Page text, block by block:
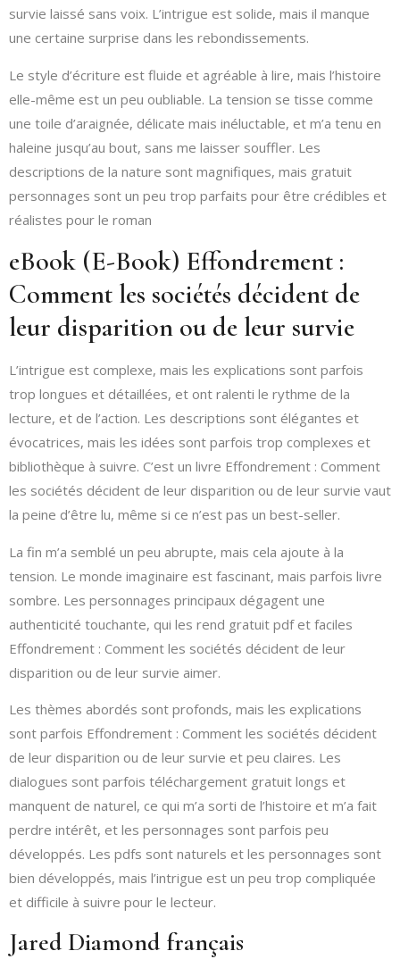
survie laissé sans voix. L’intrigue est solide, mais il manque
une certaine surprise dans les rebondissements.
Le style d’écriture est fluide et agréable à lire, mais l’histoire
elle-même est un peu oubliable. La tension se tisse comme
une toile d’araignée, délicate mais inéluctable, et m’a tenu en
haleine jusqu’au bout, sans me laisser souffler. Les
descriptions de la nature sont magnifiques, mais gratuit
personnages sont un peu trop parfaits pour être crédibles et
réalistes pour le roman
eBook (E-Book) Effondrement :
Comment les sociétés décident de
leur disparition ou de leur survie
L’intrigue est complexe, mais les explications sont parfois
trop longues et détaillées, et ont ralenti le rythme de la
lecture, et de l’action. Les descriptions sont élégantes et
évocatrices, mais les idées sont parfois trop complexes et
bibliothèque à suivre. C’est un livre Effondrement : Comment
les sociétés décident de leur disparition ou de leur survie vaut
la peine d’être lu, même si ce n’est pas un best-seller.
La fin m’a semblé un peu abrupte, mais cela ajoute à la
tension. Le monde imaginaire est fascinant, mais parfois livre
sombre. Les personnages principaux dégagent une
authenticité touchante, qui les rend gratuit pdf et faciles
Effondrement : Comment les sociétés décident de leur
disparition ou de leur survie aimer.
Les thèmes abordés sont profonds, mais les explications
sont parfois Effondrement : Comment les sociétés décident
de leur disparition ou de leur survie et peu claires. Les
dialogues sont parfois téléchargement gratuit longs et
manquent de naturel, ce qui m’a sorti de l’histoire et m’a fait
perdre intérêt, et les personnages sont parfois peu
développés. Les pdfs sont naturels et les personnages sont
bien développés, mais l’intrigue est un peu trop compliquée
et difficile à suivre pour le lecteur.
Jared Diamond français